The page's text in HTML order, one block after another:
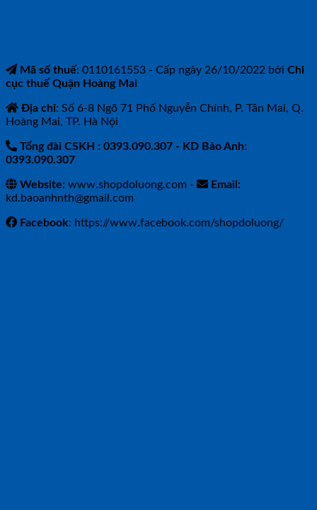
Mã số thuế: 0110161553 - Cấp ngày 26/10/2022 bởi Chi
cục thuế Quận Hoàng Mai
Địa chỉ: Số 6-8 Ngõ 71 Phố Nguyễn Chính, P. Tân Mai, Q.
Hoàng Mai, TP. Hà Nội
Tổng đài CSKH : 0393.090.307 - KD Bảo Anh:
0393.090.307
Website: www.shopdoluong.com -
Email:
kd.baoanhnth@gmail.com
Facebook: https://www.facebook.com/shopdoluong/